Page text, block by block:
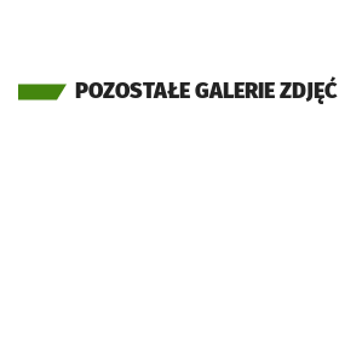
POZOSTAŁE GALERIE ZDJĘĆ